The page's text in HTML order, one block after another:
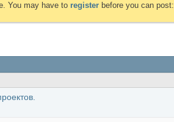
You may have to register before you can